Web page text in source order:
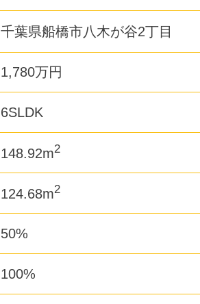
千葉県船橋市八木が谷2丁目
1,780万円
6SLDK
148.92m2
124.68m2
50%
100%